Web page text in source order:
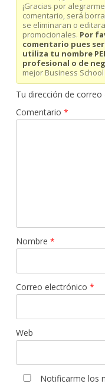
¡Gracias por
comentario, será
se eliminaran o
promocionales. Por
comentario pues
utiliza tu nombre
profesional o de
mejor Business
Tu dirección de
Comentario *
Nombre *
Correo electrónico *
Web
Notificarme los